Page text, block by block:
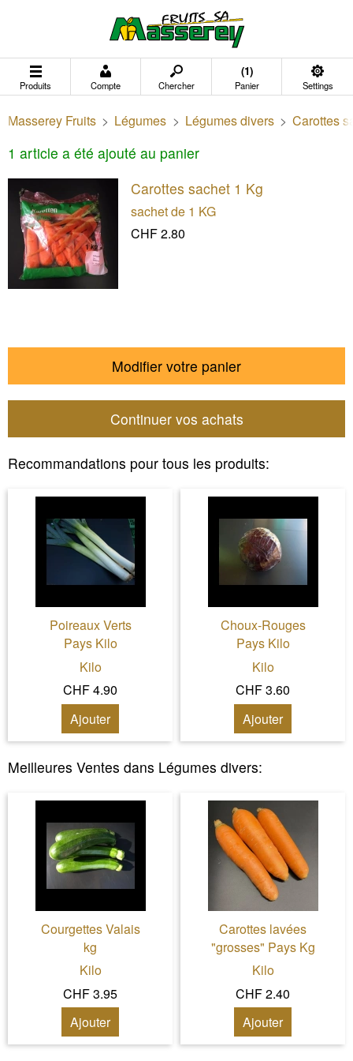
Produits Compte Chercher
(1)
Panier Settings
Masserey Fruits > Légumes > Légumes divers > Carottes
1 article a été ajouté au panier
Carottes sachet 1 Kg
sachet de 1 KG
CHF 2.80
Modifier votre panier
Continuer vos achats
Recommandations pour tous les produits:
Poireaux Verts
Pays Kilo
Kilo
CHF 4.90
Ajouter
Choux-Rouges
Pays Kilo
Kilo
CHF 3.60
Ajouter
Meilleures Ventes dans Légumes divers:
Courgettes Valais
kg
Kilo
CHF 3.95
Ajouter
Carottes lavées
"grosses" Pays Kg
Kilo
CHF 2.40
Ajouter